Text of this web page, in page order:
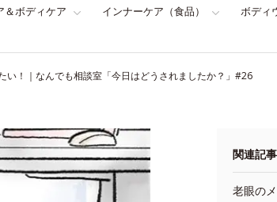
＆ボディケア インナーケア（食品） ボディ
い！｜なんでも相談室「今日はどうされましたか？」#26
関連記事
老眼の